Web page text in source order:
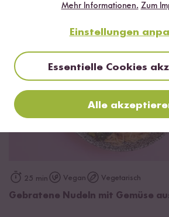
25 min Vegan Vegetarisch
Gebratene Nudeln mit Gemüse
Mehr Informationen. Zum
Einstellungen
Essentielle Cookies
Alle